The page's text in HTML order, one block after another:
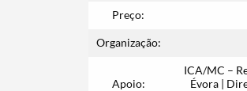
Preço:
Organização:
Apoio:
ICA/MC –
Évora |